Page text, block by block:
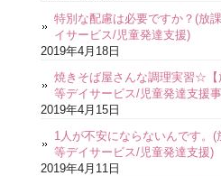
特別な配慮は必要ですか？(放
イサービス/児童発達支援)
2019年4月18日
焼きそば屋さんな調理実習☆【
等デイサービス/児童発達支援事
2019年4月15日
1人が不安にならないんです。(
等デイサービス/児童発達支援)
2019年4月11日